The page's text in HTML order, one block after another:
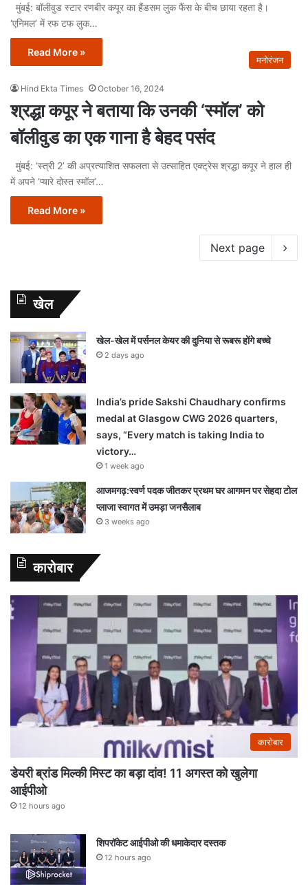
मुंबई: बॉलीवुड स्टार रणबीर कपूर का हैंडसम लुक फैंस के बीच छाया रहता है।
‘एनिमल’ में रफ टफ लुक…
Read More »
मनोरंजन
Hind Ekta Times October 16, 2024
श्रद्धा कपूर ने बताया कि उनकी ‘स्मॉल’ को
बॉलीवुड का एक गाना है बेहद पसंद
मुंबई: ‘स्त्री 2’ की अप्रत्याशित सफलता से उत्साहित एक्ट्रेस श्रद्धा कपूर ने हाल ही
में अपने ‘प्यारे दोस्त स्मॉल’…
Read More »
Next page
खेल
खेल-खेल में पर्सनल केयर की दुनिया से रूबरू होंगे बच्चे
2 days ago
India’s pride Sakshi Chaudhary confirms
medal at Glasgow CWG 2026 quarters,
says, “Every match is taking India to
victory…
1 week ago
आजमगढ़:स्वर्ण पदक जीतकर प्रथम घर आगमन पर सेहदा टोल
प्लाजा स्वागत में उमड़ा जनसैलाब
3 weeks ago
कारोबार
कारोबार
डेयरी ब्रांड मिल्की मिस्ट का बड़ा दांव! 11 अगस्त को खुलेगा
आईपीओ
12 hours ago
शिपरॉकेट आईपीओ की धमाकेदार दस्तक
12 hours ago